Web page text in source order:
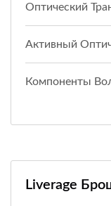
Оптический
Активный
Компоненты
Liverage